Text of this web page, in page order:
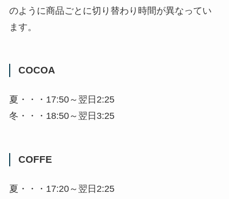
のように商品ごとに切り替わり時間が異なってい
ます。
COCOA
夏・・・17:50～翌日2:25
冬・・・18:50～翌日3:25
COFFE
夏・・・17:20～翌日2:25